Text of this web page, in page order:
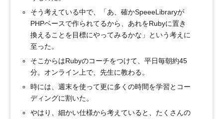
そう考えている中で、「あ、確かSpeeeLibraryが
PHPベースで作られてるから、あれをRubyに置き
換えることを目標にやってみるかな」という考えに
至った。
そこからはRubyのコーチをつけて、平日毎朝約45
分。オンライン上で、先生に教わる。
時には、週末を使って更に多くの時間を学習とコー
ディングに割いた。
やはり、細かい仕様から考えていると、たくさんの